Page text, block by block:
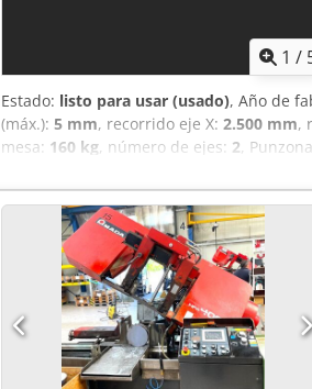
1 /
Estado: listo para usar (usado), Año de
(máx.): 5 mm, recorrido eje X: 2.500 mm,
mesa: 160 kg, número de ejes: 2,
con una fuerza de prensado de 300 kN y
Tiene una capacidad máxima de
minuto. Si busca obtener una
EMZ 3610 NT que tenemos a la venta.
Fuerza de prensado: 300 kN • Recorrido
5000 mm/1525 mm • Espesor máximo
de desplazamiento X/Y: 100 m/80 m/min
Precisión de posicionamiento: +/-0,1 mm
automática: 2xB/2xC • Velocidad de la
la máquina: aprox. 21 000 kg